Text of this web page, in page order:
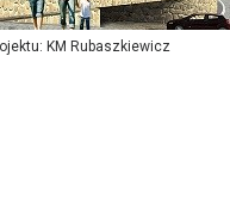
KM Rubaszkiewicz